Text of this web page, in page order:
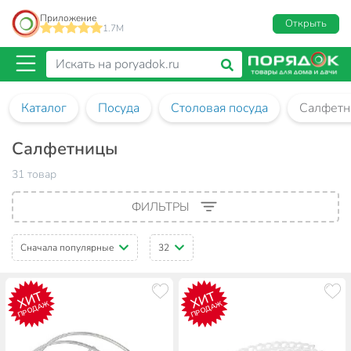
Приложение
1.7M
Открыть
Каталог Посуда Столовая посуда
Салфетницы
31 товар
ФИЛЬТРЫ
Сначала популярные 32
ХИТ
ПРОДАЖ ХИТ
ПРОДАЖ